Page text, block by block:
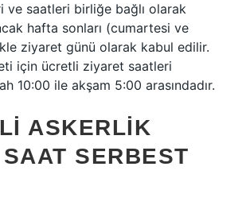
ve saatleri birliğe bağlı olarak
hafta sonları (cumartesi ve
ziyaret günü olarak kabul edilir.
için ücretli ziyaret saatleri
10:00 ile akşam 5:00 arasındadır.
ASKERLIK
SERBEST